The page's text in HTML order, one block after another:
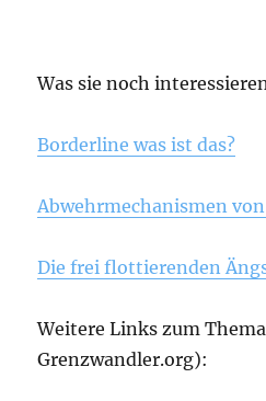
Was sie noch
Borderline was ist das?
Abwehrmechanismen
Die frei flottierenden
Weitere Links zum
Grenzwandler.org):